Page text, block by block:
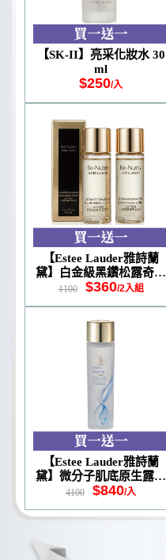
【SK-II】亮采化妝水 30
ml
$250/入
【Estee Lauder雅詩蘭
黛】白金級黑鑽松露奇蹟
凝露15ml 免運組
1100 $360/2入組
【Estee Lauder雅詩蘭
黛】微分子肌底原生露10
0ml (白盒版) 公司貨
4100 $840/入